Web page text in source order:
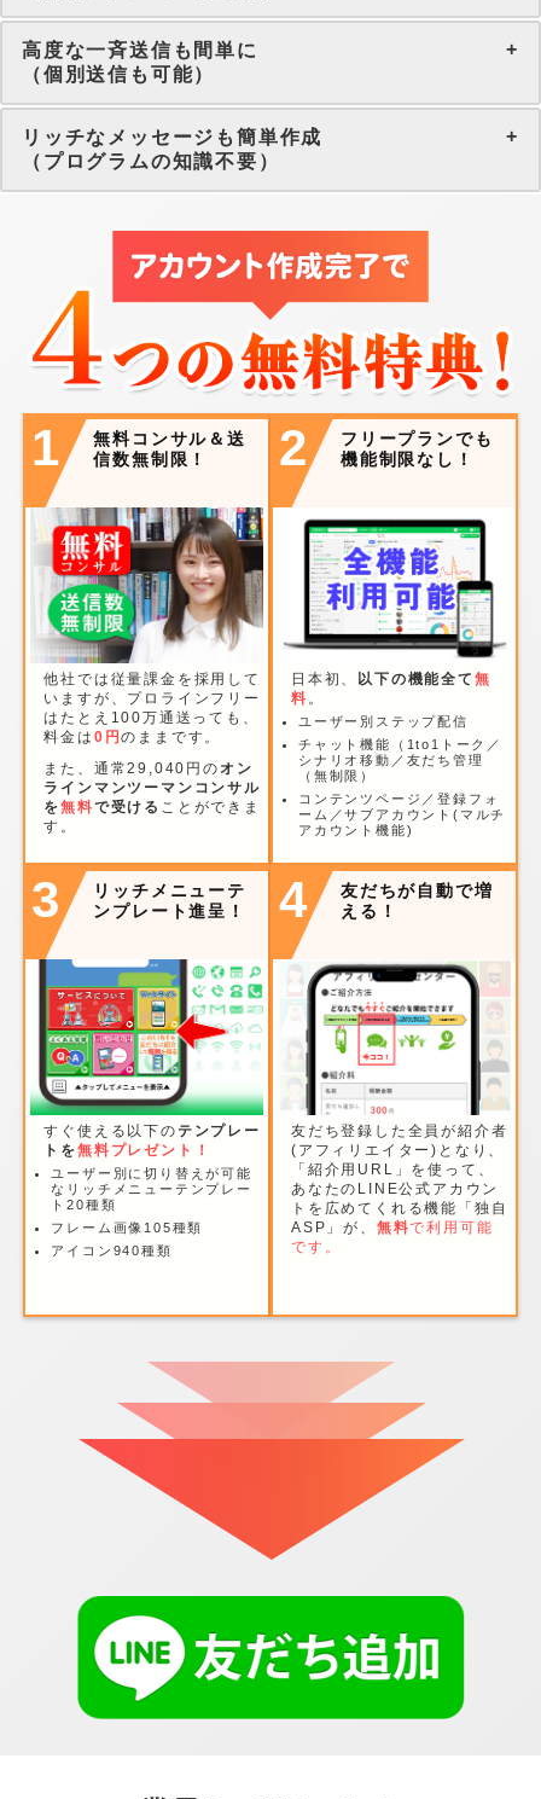
高度な一斉送信も間単に
（個別送信も可能）
リッチなメッセージも簡単作成
（プログラムの知識不要）
1
無料コンサル＆送
信数無制限！
他社では従量課金を採用して
いますが、プロラインフリー
はたとえ100万通送っても、
料金は 0円のままです。
また、通常29,040円の オン
ラインマンツーマンコンサル
を無料で受ける ことができま
す。
2
フリープランでも
機能制限なし！
日本初、 以下の機能全て 無
料 。
ユーザー別ステップ配信
チャット機能（1to1トーク／
シナリオ移動／友だち管理
（無制限）
コンテンツページ／登録フォ
ーム／サブアカウント(マルチ
アカウント機能)
3
リッチメニューテ
ンプレート進呈！
すぐ使える以下のテンプレー
トを無料プレゼント！
ユーザー別に切り替えが可能
なリッチメニューテンプレー
ト20種類
フレーム画像105種類
アイコン940種類
4
友だちが自動で増
える！
友だち登録した全員が紹介者
(アフィリエイター)となり、
「紹介用URL」を使って、
あなたのLINE公式アカウン
トを広めてくれる機能「独自
ASP」が、 無料で利用可能
です。